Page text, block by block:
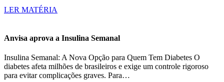
LER MATÉRIA
Anvisa aprova a Insulina Semanal
Insulina Semanal: A Nova Opção para Quem Tem Diabetes O
diabetes afeta milhões de brasileiros e exige um controle rigoroso
para evitar complicações graves. Para…